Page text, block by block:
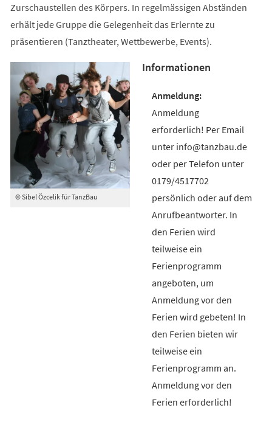
Zurschaustellen des Körpers. In regelmässigen Abständen
erhält jede Gruppe die Gelegenheit das Erlernte zu
präsentieren (Tanztheater, Wettbewerbe, Events).
© Sibel Özcelik für TanzBau
Informationen
Anmeldung
erforderlich! Per Email
unter info@tanzbau.de
oder per Telefon unter
0179/4517702
persönlich oder auf dem
Anrufbeantworter. In
den Ferien wird
teilweise ein
Ferienprogramm
angeboten, um
Anmeldung vor den
Ferien wird gebeten! In
den Ferien bieten wir
teilweise ein
Ferienprogramm an.
Anmeldung vor den
Ferien erforderlich!